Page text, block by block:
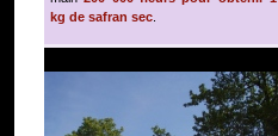
kg de safran sec